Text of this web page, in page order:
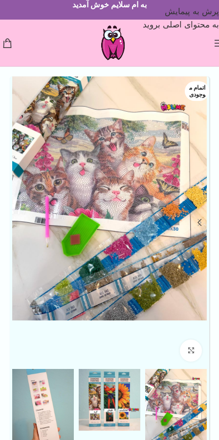
پرش به پیمایش
به محتوای اصلی بروید
به ام سلایم خوش آمدید
اتمام م
وجودی